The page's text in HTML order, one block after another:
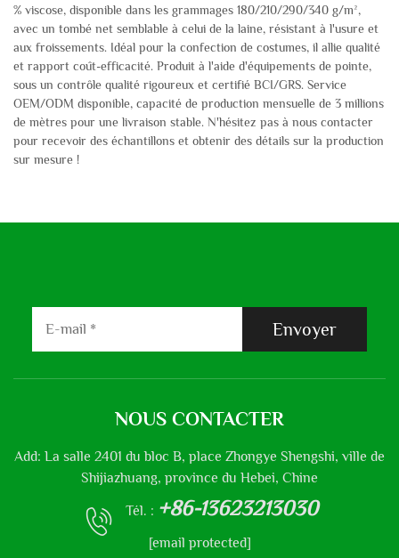
% viscose, disponible dans les grammages 180/210/290/340 g/m²,
avec un tombé net semblable à celui de la laine, résistant à l'usure et
aux froissements. Idéal pour la confection de costumes, il allie qualité
et rapport coût-efficacité. Produit à l'aide d'équipements de pointe,
sous un contrôle qualité rigoureux et certifié BCI/GRS. Service
OEM/ODM disponible, capacité de production mensuelle de 3 millions
de mètres pour une livraison stable. N'hésitez pas à nous contacter
pour recevoir des échantillons et obtenir des détails sur la production
sur mesure !
Envoyer
NOUS CONTACTER
Add: La salle 2401 du bloc B, place Zhongye Shengshi, ville de
Shijiazhuang, province du Hebei, Chine
Tél. : +86-13623213030
[email protected]